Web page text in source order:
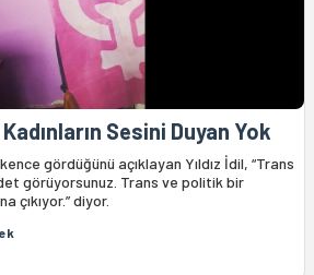
Sesini Duyan Yok
gördüğünü açıklayan Yıldız İdil, “Trans
görüyorsunuz. Trans ve politik bir
çıkıyor.” diyor.